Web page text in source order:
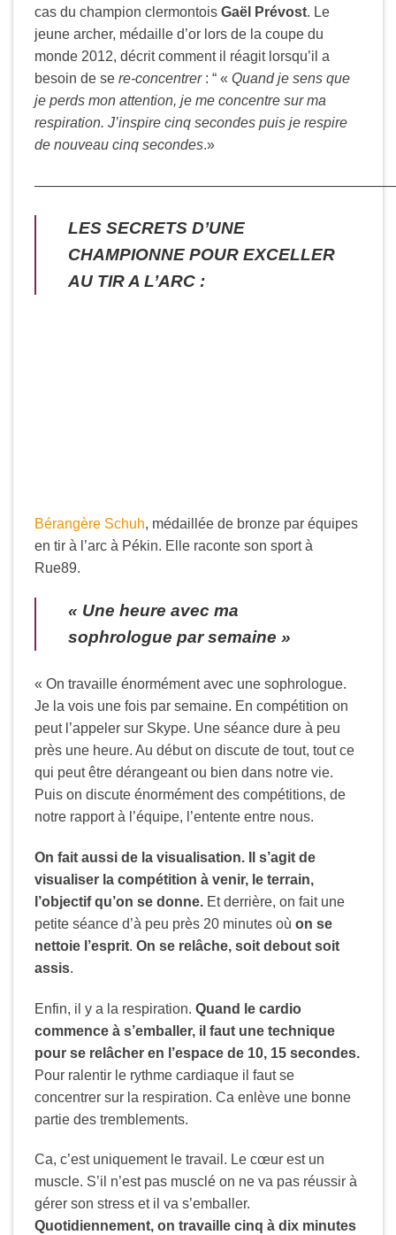
cas du champion clermontois Gaël Prévost. Le
jeune archer, médaille d’or lors de la coupe du
monde 2012, décrit comment il réagit lorsqu’il a
besoin de se re-concentrer: “ « Quand je sens que
je perds mon attention, je me concentre sur ma
respiration. J’inspire cinq secondes puis je respire
de nouveau cinq secondes.»
LES SECRETS D’UNE
CHAMPIONNE POUR EXCELLER
AU TIR A L’ARC :
Bérangère Schuh, médaillée de bronze par équipes
en tir à l’arc à Pékin. Elle raconte son sport à
Rue89.
« Une heure avec ma
sophrologue par semaine »
« On travaille énormément avec une sophrologue.
Je la vois une fois par semaine. En compétition on
peut l’appeler sur Skype. Une séance dure à peu
près une heure. Au début on discute de tout, tout ce
qui peut être dérangeant ou bien dans notre vie.
Puis on discute énormément des compétitions, de
notre rapport à l’équipe, l’entente entre nous.
On fait aussi de la visualisation. Il s’agit de
visualiser la compétition à venir, le terrain,
l’objectif qu’on se donne. Et derrière, on fait une
petite séance d’à peu près 20 minutes où on se
nettoie l’esprit. On se relâche, soit debout soit
assis.
Enfin, il y a la respiration. Quand le cardio
commence à s’emballer, il faut une technique
pour se relâcher en l’espace de 10, 15 secondes.
Pour ralentir le rythme cardiaque il faut se
concentrer sur la respiration. Ca enlève une bonne
partie des tremblements.
Ca, c’est uniquement le travail. Le cœur est un
muscle. S’il n’est pas musclé on ne va pas réussir à
gérer son stress et il va s’emballer.
Quotidiennement, on travaille cinq à dix minutes